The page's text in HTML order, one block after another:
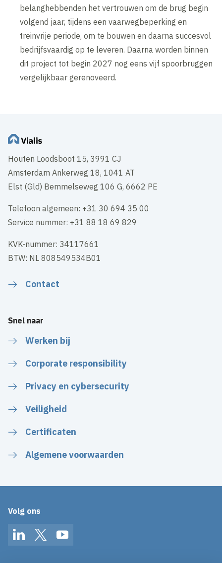
belanghebbenden het vertrouwen om de brug begin
volgend jaar, tijdens een vaarwegbeperking en
treinvrije periode, om te bouwen en daarna succesvol
bedrijfsvaardig op te leveren. Daarna worden binnen
dit project tot begin 2027 nog eens vijf spoorbruggen
vergelijkbaar gerenoveerd.
Houten Loodsboot 15, 3991 CJ
Amsterdam Ankerweg 18, 1041 AT
Elst (Gld) Bemmelseweg 106 G, 6662 PE
Telefoon algemeen: +31 30 694 35 00
Service nummer: +31 88 18 69 829
KVK-nummer: 34117661
BTW: NL 808549534B01
Contact
Snel naar
Werken bij
Corporate responsibility
Privacy en cybersecurity
Veiligheid
Certificaten
Algemene voorwaarden
Volg ons
LinkedInTwitterYouTube